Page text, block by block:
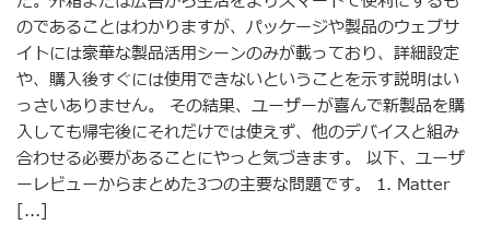
のであることはわかりますが、パッケージや製品のウェブサ
イトには豪華な製品活用シーンのみが載っており、詳細設定
や、購入後すぐには使用できないということを示す説明はい
っさいありません。 その結果、ユーザーが喜んで新製品を購
入しても帰宅後にそれだけでは使えず、他のデバイスと組み
合わせる必要があることにやっと気づきます。 以下、ユーザ
ーレビューからまとめた3つの主要な問題です。 1. Matter
[...]